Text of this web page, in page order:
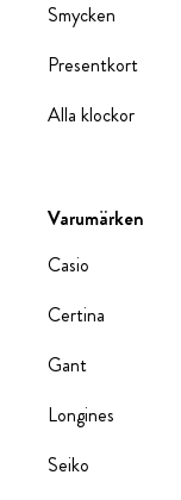
Smycken
Presentkort
Alla klockor
Varumärken
Casio
Certina
Gant
Longines
Seiko